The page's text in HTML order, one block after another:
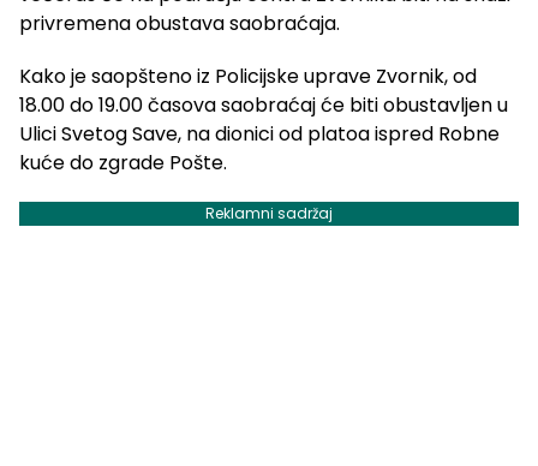
privremena obustava saobraćaja.
Kako je saopšteno iz Policijske uprave Zvornik, od
18.00 do 19.00 časova saobraćaj će biti obustavljen u
Ulici Svetog Save, na dionici od platoa ispred Robne
kuće do zgrade Pošte.
Reklamni sadržaj